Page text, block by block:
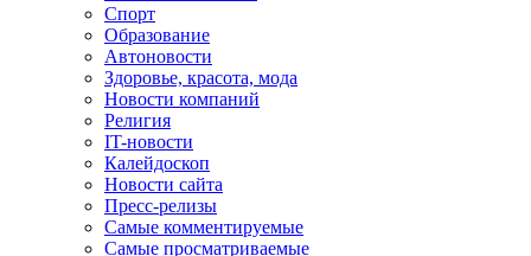
Спорт
Образование
Автоновости
Здоровье, красота, мода
Новости компаний
Религия
IT-новости
Калейдоскоп
Новости сайта
Пресс-релизы
Самые комментируемые
Самые просматриваемые